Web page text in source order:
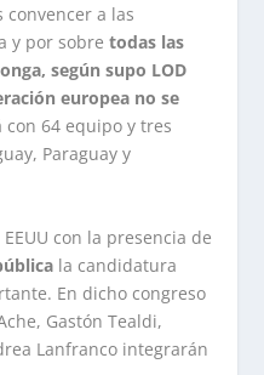
convencer a las
y por sobre todas las
según supo LOD
europea no se
con 64 equipo y tres
Paraguay y
con la presencia de
la candidatura
En dicho congreso
Gastón Tealdi,
Lanfranco integrarán